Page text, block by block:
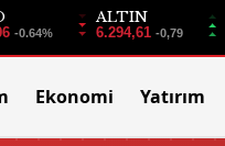
-0.64%
ALTIN
6.294,61 -0,79
Ekonomi Yatırım